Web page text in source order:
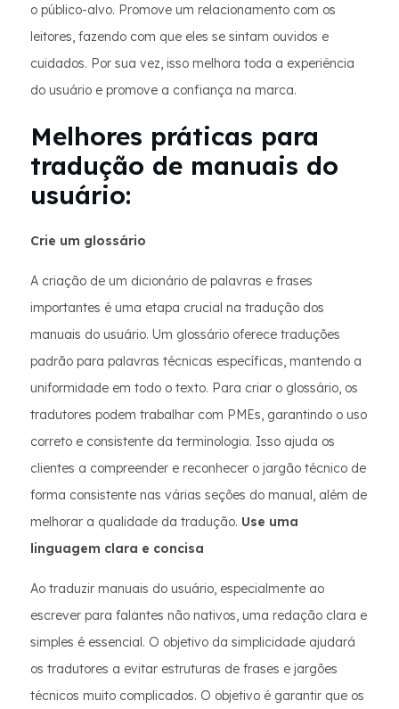
o público-alvo. Promove um relacionamento com os
leitores, fazendo com que eles se sintam ouvidos e
cuidados. Por sua vez, isso melhora toda a experiência
do usuário e promove a confiança na marca.
Melhores práticas para
tradução de manuais do
usuário:
Crie um glossário
A criação de um dicionário de palavras e frases
importantes é uma etapa crucial na tradução dos
manuais do usuário. Um glossário oferece traduções
padrão para palavras técnicas específicas, mantendo a
uniformidade em todo o texto. Para criar o glossário, os
tradutores podem trabalhar com PMEs, garantindo o uso
correto e consistente da terminologia. Isso ajuda os
clientes a compreender e reconhecer o jargão técnico de
forma consistente nas várias seções do manual, além de
melhorar a qualidade da tradução. Use uma
linguagem clara e concisa
Ao traduzir manuais do usuário, especialmente ao
escrever para falantes não nativos, uma redação clara e
simples é essencial. O objetivo da simplicidade ajudará
os tradutores a evitar estruturas de frases e jargões
técnicos muito complicados. O objetivo é garantir que os